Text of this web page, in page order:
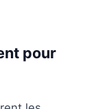
pour